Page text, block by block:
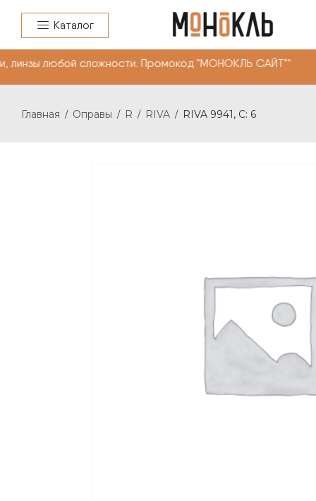
Каталог
любой сложности. Промокод "МОНОКЛЬ
Главная / Оправы / R / RIVA / RIVA 9941, С: 6